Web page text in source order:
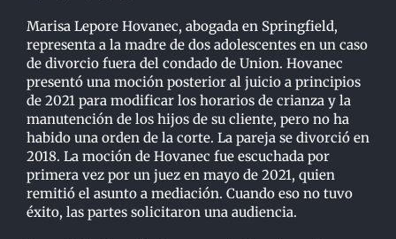
Marisa Lepore Hovanec, abogada en Springfield,
representa a la madre de dos adolescentes en un caso
de divorcio fuera del condado de Union. Hovanec
presentó una moción posterior aljuicio a principios
de 2021 para modificar los horarios de crianza y la
manutención de los hijos de su cliente, pero no ha
habido una orden de la corte. La pareja se divorció en
2018. La moción de Hovanec fue escuchada por
primera vez por un juez en mayo de 2021, quien
remitió el asunto a mediación. Cuando eso no tuvo
éxito, las partes solicitaron una audiencia.